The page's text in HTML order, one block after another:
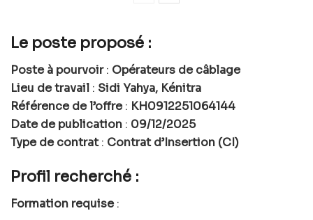
Le poste proposé :
Poste à pourvoir: Opérateurs de câblage
Lieu de travail : Sidi Yahya, Kénitra
Référence de l’offre: KH0912251064144
Date de publication : 09/12/2025
Type de contrat: Contrat d’Insertion (CI)
Profil recherché :
Formation requise: